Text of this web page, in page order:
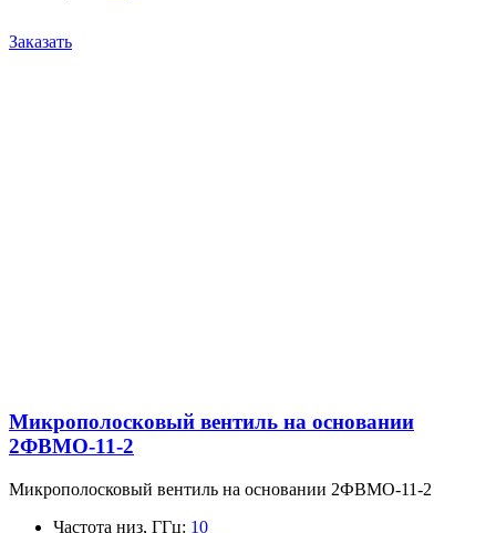
Заказать
Микрополосковый вентиль на основании
2ФВМO-11-2
Микрополосковый вентиль на основании 2ФВМO-11-2
Частота низ, ГГц: 10